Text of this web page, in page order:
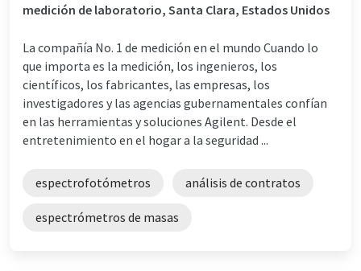
medición de laboratorio, Santa Clara, Estados Unidos
La compañía No. 1 de medición en el mundo Cuando lo
que importa es la medición, los ingenieros, los
científicos, los fabricantes, las empresas, los
investigadores y las agencias gubernamentales confían
en las herramientas y soluciones Agilent. Desde el
entretenimiento en el hogar a la seguridad ...
espectrofotómetros análisis de contratos
espectrómetros de masas